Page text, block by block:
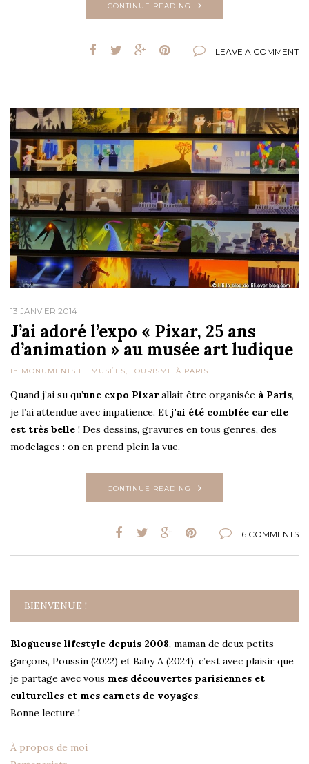
CONTINUE READING
LEAVE A COMMENT
13 JANVIER 2014
J’ai adoré l’expo « Pixar, 25 ans
d’animation » au musée art ludique
In MONUMENTS ET MUSÉES, TOURISME À PARIS
Quand j’ai su qu’une expo Pixarallait être organisée à Paris,
je l’ai attendue avec impatience. Et j’ai été comblée car elle
est très belle ! Des dessins, gravures en tous genres, des
modelages : on en prend plein la vue.
CONTINUE READING
6 COMMENTS
BIENVENUE !
Blogueuse lifestyle depuis 2008, maman de deux petits
garçons, Poussin (2022) et Baby A (2024), c’est avec plaisir que
je partage avec vous mes découvertes parisiennes et
culturelles et mes carnets de voyages.
Bonne lecture !
À propos de moi